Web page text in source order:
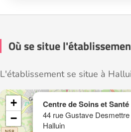
Où se situe
L'établissement se situe à
Centre de Soins et Santé
44 rue Gustave
Halluin
+
−